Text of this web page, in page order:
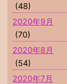
(48)
2020年9月
(70)
2020年8月
(54)
2020年7月